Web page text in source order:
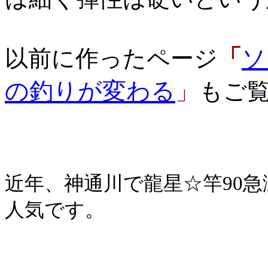
以前に作ったページ 「
の釣りが変わる 」 もご
近年、神通川で龍星☆竿90急
人気です。